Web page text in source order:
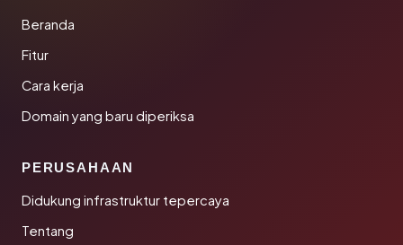
Beranda
Fitur
Cara kerja
Domain yang baru diperiksa
PERUSAHAAN
Didukung infrastruktur tepercaya
Tentang